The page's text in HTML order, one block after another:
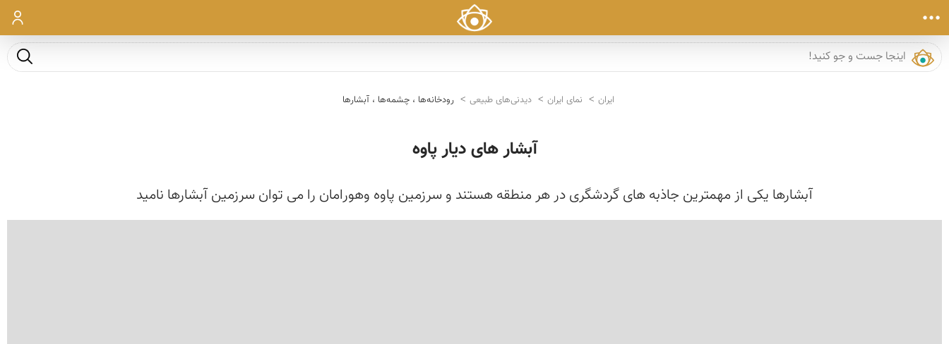
ورود
جست و
ایران نمای ایران دیدنی‌های طبیعی رودخانه‌ها ، چشمه‌ها ، آبشارها
آبشار های دیار پاوه
آبشارها یکی از مهمترین جاذبه های گردشگری در هر منطقه هستند و سرزمین پاوه وهورامان را می توان سرزمین آبشارها نامید